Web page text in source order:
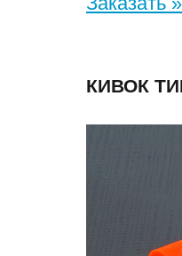
КИВОК